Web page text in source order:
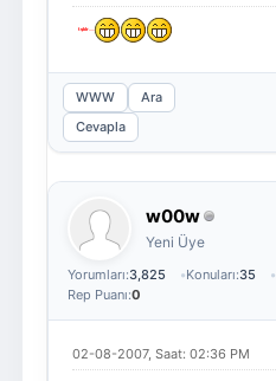
tşklr.....
WWW
Ara
Cevapla
w00w
Yeni Üye
Yorumları:3,825 Konuları:35
Rep Puanı:0
02-08-2007, Saat: 02:36 PM